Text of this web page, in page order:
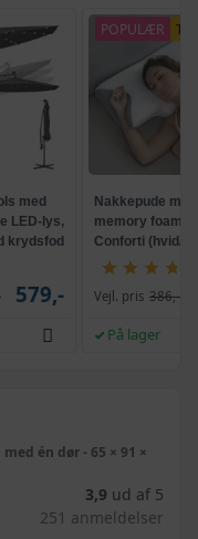
én dør - 65 × 91 ×
3,9 ud af 5
251 anmeldelser
med
LED-lys,
krydsfod
579,-
POPULÆR
Nakkepude med
memory foam -
Conforti (hvid/
Vejl. pris 386,-
På lager